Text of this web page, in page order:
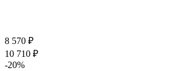
8 570 ₽
10 710 ₽
-20%